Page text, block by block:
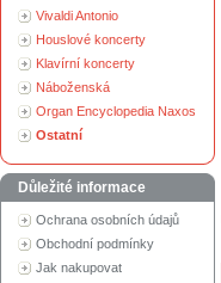
Vivaldi Antonio
Houslové koncerty
Klavírní koncerty
Náboženská
Organ Encyclopedia Naxos
Ostatní
Důležité informace
Ochrana osobních údajů
Obchodní podmínky
Jak nakupovat